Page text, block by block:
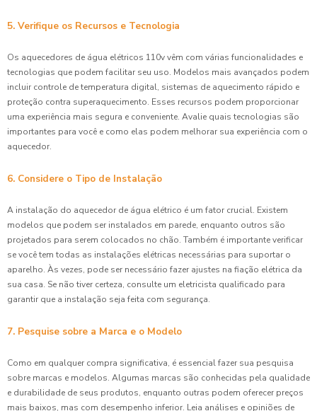
5. Verifique os Recursos e Tecnologia
Os aquecedores de água elétricos 110v vêm com várias funcionalidades e
tecnologias que podem facilitar seu uso. Modelos mais avançados podem
incluir controle de temperatura digital, sistemas de aquecimento rápido e
proteção contra superaquecimento. Esses recursos podem proporcionar
uma experiência mais segura e conveniente. Avalie quais tecnologias são
importantes para você e como elas podem melhorar sua experiência com o
aquecedor.
6. Considere o Tipo de Instalação
A instalação do aquecedor de água elétrico é um fator crucial. Existem
modelos que podem ser instalados em parede, enquanto outros são
projetados para serem colocados no chão. Também é importante verificar
se você tem todas as instalações elétricas necessárias para suportar o
aparelho. Às vezes, pode ser necessário fazer ajustes na fiação elétrica da
sua casa. Se não tiver certeza, consulte um eletricista qualificado para
garantir que a instalação seja feita com segurança.
7. Pesquise sobre a Marca e o Modelo
Como em qualquer compra significativa, é essencial fazer sua pesquisa
sobre marcas e modelos. Algumas marcas são conhecidas pela qualidade
e durabilidade de seus produtos, enquanto outras podem oferecer preços
mais baixos, mas com desempenho inferior. Leia análises e opiniões de